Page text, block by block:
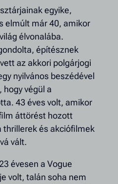
egyike,
elmúlt már 40, amikor
élvonalába.
építésznek
az akkori polgárjogi
nyilvános beszédével
végül a
43 éves volt, amikor
áttörést hozott
thrillerek és akciófilmek
vált.
évesen a Vogue
volt, talán soha nem